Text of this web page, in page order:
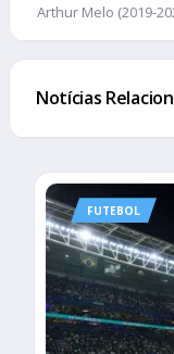
Arthur Melo (2019-
Notícias
FUTEBOL